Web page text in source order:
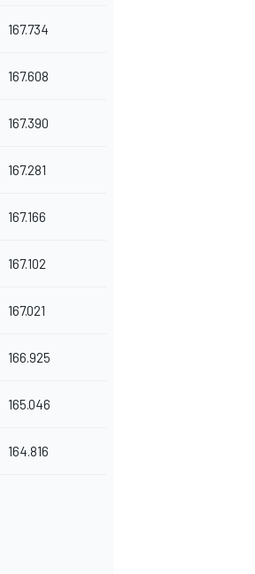
167.734
167.608
167.390
167.281
167.166
167.102
167.021
166.925
165.046
164.816